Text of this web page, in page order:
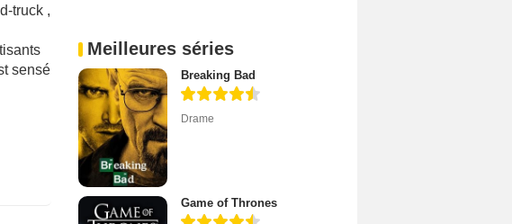
truck ,
sensé
Meilleures séries
Breaking Bad
Drame
Game of Thrones